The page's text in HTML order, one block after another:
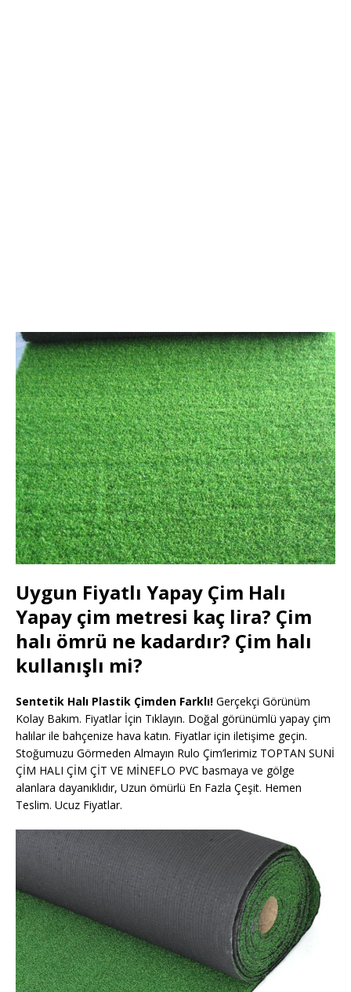
Uygun Fiyatlı Yapay Çim Halı
Yapay çim metresi kaç lira? Çim
halı ömrü ne kadardır? Çim halı
kullanışlı mi?
Sentetik Halı Plastik Çimden Farklı! Gerçekçi Görünüm
Kolay Bakım. Fiyatlar İçin Tıklayın. Doğal görünümlü yapay çim
halılar ile bahçenize hava katın. Fiyatlar için iletişime geçin.
Stoğumuzu Görmeden Almayın Rulo Çim’lerimiz TOPTAN SUNİ
ÇİM HALI ÇİM ÇİT VE MİNEFLO PVC basmaya ve gölge
alanlara dayanıklıdır, Uzun ömürlü En Fazla Çeşit. Hemen
Teslim. Ucuz Fiyatlar.